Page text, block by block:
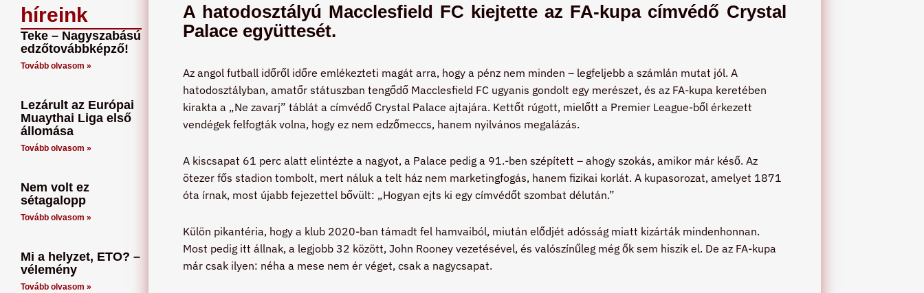
híreink
Teke – Nagyszabású
edzőtovábbképző!
Tovább olvasom »
Lezárult az Európai
Muaythai Liga első
állomása
Tovább olvasom »
Nem volt ez
sétagalopp
Tovább olvasom »
Mi a helyzet, ETO? –
vélemény
Tovább olvasom »
A hatodosztályú Macclesfield FC kiejtette az FA-kupa címvédő Crystal
Palace együttesét.
Az angol futball időről időre emlékezteti magát arra, hogy a pénz nem minden – legfeljebb a számlán mutat jól. A
hatodosztályban, amatőr státuszban tengődő Macclesfield FC ugyanis gondolt egy merészet, és az FA-kupa keretében
kirakta a „Ne zavarj” táblát a címvédő Crystal Palace ajtajára. Kettőt rúgott, mielőtt a Premier League-ből érkezett
vendégek felfogták volna, hogy ez nem edzőmeccs, hanem nyilvános megalázás.
A kiscsapat 61 perc alatt elintézte a nagyot, a Palace pedig a 91.-ben szépített – ahogy szokás, amikor már késő. Az
ötezer fős stadion tombolt, mert náluk a telt ház nem marketingfogás, hanem fizikai korlát. A kupasorozat, amelyet 1871
óta írnak, most újabb fejezettel bővült: „Hogyan ejts ki egy címvédőt szombat délután.”
Külön pikantéria, hogy a klub 2020-ban támadt fel hamvaiból, miután elődjét adósság miatt kizárták mindenhonnan.
Most pedig itt állnak, a legjobb 32 között, John Rooney vezetésével, és valószínűleg még ők sem hiszik el. De az FA-kupa
már csak ilyen: néha a mese nem ér véget, csak a nagycsapat.